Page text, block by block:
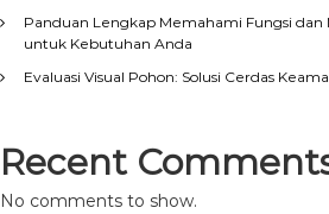
Panduan Lengkap Memahami Fungsi
untuk Kebutuhan Anda
Evaluasi Visual Pohon: Solusi Cerdas
Recent
No comments to show.